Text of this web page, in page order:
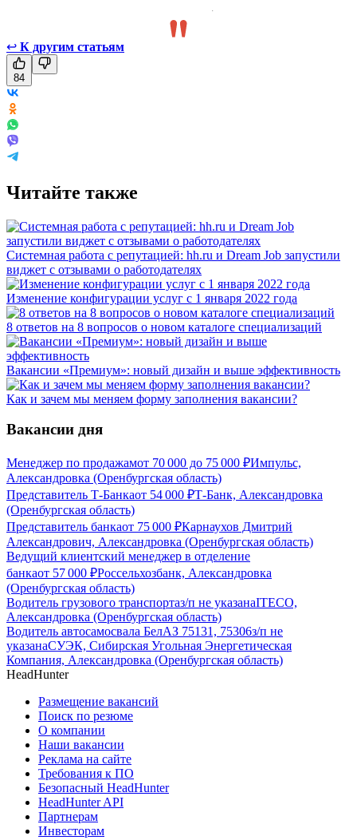
.
↩ К другим статьям
84
Читайте также
Системная работа с репутацией: hh.ru и Dream Job запустили
виджет с отзывами о работодателях
Изменение конфигурации услуг с 1 января 2022 года
8 ответов на 8 вопросов о новом каталоге специализаций
Вакансии «Премиум»: новый дизайн и выше эффективность
Как и зачем мы меняем форму заполнения вакансии?
Вакансии дня
Менеджер по продажамот 70 000 до 75 000 ₽Импульс,
Александровка (Оренбургская область)
Представитель Т-Банкаот 54 000 ₽Т-Банк, Александровка
(Оренбургская область)
Представитель банкаот 75 000 ₽Карнаухов Дмитрий
Александрович, Александровка (Оренбургская область)
Ведущий клиентский менеджер в отделение
банкаот 57 000 ₽Россельхозбанк, Александровка
(Оренбургская область)
Водитель грузового транспортаз/п не указанаITECO,
Александровка (Оренбургская область)
Водитель автосамосвала БелАЗ 75131, 75306з/п не
указанаСУЭК, Сибирская Угольная Энергетическая
Компания, Александровка (Оренбургская область)
HeadHunter
Размещение вакансий
Поиск по резюме
О компании
Наши вакансии
Реклама на сайте
Требования к ПО
Безопасный HeadHunter
HeadHunter API
Партнерам
Инвесторам